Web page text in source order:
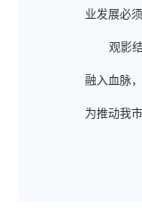
业发展必
观影
融入血脉
为推动我